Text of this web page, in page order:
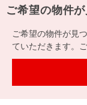
シ
ン
探
査
定
都圏）
経営ビジ
ョン
法人のお客さま
提携企業にお勤
会員ページ
ご希望の物件
ご希望の物件が見
ていただきます。